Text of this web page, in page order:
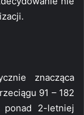
znacząca
91 – 182
2-letniej